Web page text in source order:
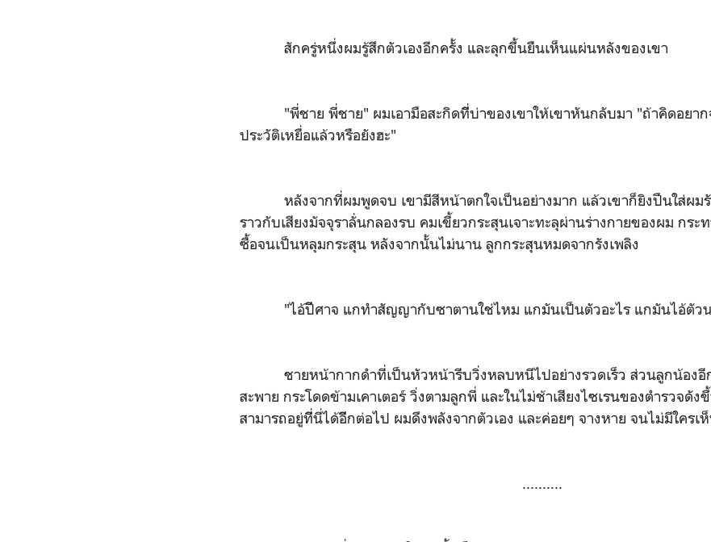
สักครู่หนึ่งผมรู้สึกตัวเองอีกครั้ง และลุกขึ้นยืนเห็นแผ่นหลังของเขา
"พี่ชาย พี่ชาย" ผมเอามือสะกิดทีี่บ่าของเขาให้เขาหันกลับมา "ถ้าคิดอยากจ
ประวัติเหยื่อแล้วหรือยังฮะ"
หลังจากที่ผมพูดจบ เขามีสีหน้าตกใจเป็นอย่างมาก แล้วเขาก็ยิงปืนใส่ผมรั
ราวกับเสียงมัจจุราลั่นกลองรบ คมเขี้ยวกระสุนเจาะทะลุผ่านร่างกายของผม กร
ซื้อจนเป็นหลุมกระสุน หลังจากนั้นไม่นาน ลูกกระสุนหมดจากรังเพลิง
"ไอ้ปีีศาจ แกทำสัญญากับซาตานใช่ไหม แกมันเป็นตัวอะไร แกมันไอ้ตัวนร
ชายหน้ากากดำที่เป็นหัวหน้ารีบวิ่งหลบหนีไปอย่างรวดเร็ว ส่วนลูกน้องอีก
สะพาย กระโดดข้ามเคาเตอร์ วิ่งตามลูกพี่ และในไม่ช้าเสียงไซเรนของตำรวจดั
สามารถอยู่ทีี่นี่ได้อีีกต่อไป ผมดึงพลังจากตัวเอง และค่อยๆ จางหาย จนไม่มีใครเ
..........